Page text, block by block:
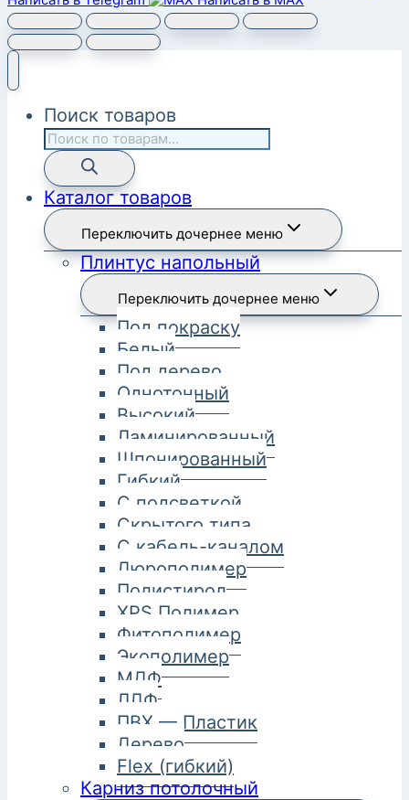
Поиск товаров
Каталог товаров
Переключить дочернее меню
Плинтус напольный
Переключить дочернее меню
Под покраску
Белый
Под дерево
Однотонный
Высокий
Ламинированный
Шпонированный
Гибкий
С подсветкой
Скрытого типа
С кабель-каналом
Дюрополимер
Полистирол
XPS Полимер
Фитополимер
Экополимер
МДФ
ЛДФ
ПВХ — Пластик
Дерево
Flex (гибкий)
Карниз потолочный